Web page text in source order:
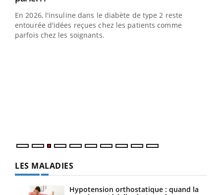
En 2026, l'insuline dans le diabète de type 2 reste
entourée d'idées reçues chez les patients comme
parfois chez les soignants.
LES MALADIES
Hypotension orthostatique : quand la